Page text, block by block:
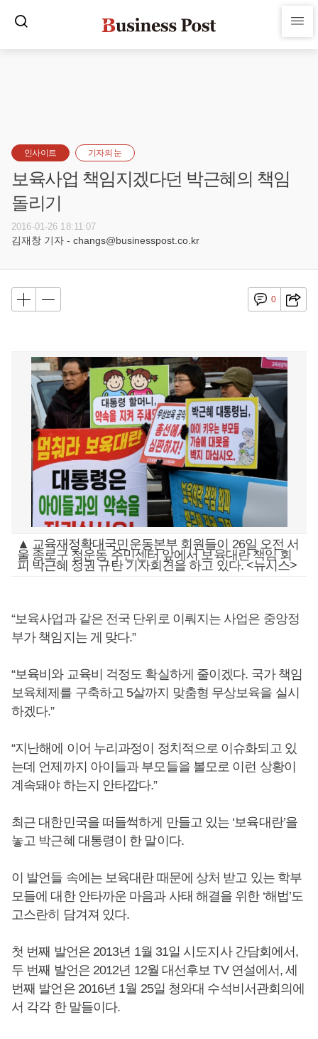
인사이트 기자의 눈
보육사업 책임지겠다던 박근혜의 책임
돌리기
2016-01-26 18:11:07
김재창 기자 - changs@businesspost.co.kr
0
▲ 교육재정확대국민운동본부 회원들이 26일 오전 서
울 종로구 청운동 주민센터 앞에서 보육대란 책임 회
피 박근혜 정권 규탄 기자회견을 하고 있다. <뉴시스>
“보육사업과 같은 전국 단위로 이뤄지는 사업은 중앙정
부가 책임지는 게 맞다.”
“보육비와 교육비 걱정도 확실하게 줄이겠다. 국가 책임
보육체제를 구축하고 5살까지 맞춤형 무상보육을 실시
하겠다.”
“지난해에 이어 누리과정이 정치적으로 이슈화되고 있
는데 언제까지 아이들과 부모들을 볼모로 이런 상황이
계속돼야 하는지 안타깝다.”
최근 대한민국을 떠들썩하게 만들고 있는 ‘보육대란’을
놓고 박근혜 대통령이 한 말이다.
이 발언들 속에는 보육대란 때문에 상처 받고 있는 학부
모들에 대한 안타까운 마음과 사태 해결을 위한 ‘해법’도
고스란히 담겨져 있다.
첫 번째 발언은 2013년 1월 31일 시도지사 간담회에서,
두 번째 발언은 2012년 12월 대선후보 TV 연설에서, 세
번째 발언은 2016년 1월 25일 청와대 수석비서관회의에
서 각각 한 말들이다.